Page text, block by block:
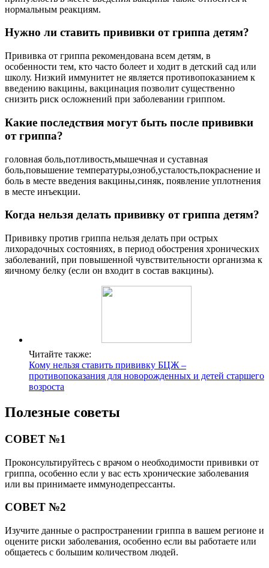
нормальным реакциям.
Нужно ли ставить прививки от гриппа детям?
Прививка от гриппа рекомендована всем детям, в
особенности тем, кто часто болеет и ходит в детский сад или
школу. Низкий иммунитет не является противопоказанием к
введению вакцины, вакцинация позволит существенно
снизить риск осложнений при заболевании гриппом.
Какие последствия могут быть после прививки
от гриппа?
головная боль,потливость,мышечная и суставная
боль,повышение температуры,озноб,усталость,покраснение и
боль в месте введения вакцины,синяк, появление уплотнения
в месте инъекции.
Когда нельзя делать прививку от гриппа детям?
Прививку против гриппа нельзя делать при острых
лихорадочных состояниях, в период обострения хронических
заболеваний, при повышенной чувствительности организма к
яичному белку (если он входит в состав вакцины).
Читайте также:
Кому нельзя ставить прививку БЦЖ –
противопоказания для новорожденных и детей старшего
возроста
Полезные советы
СОВЕТ №1
Проконсультируйтесь с врачом о необходимости прививки от
гриппа, особенно если у вас есть хронические заболевания
или вы принимаете иммунодепрессанты.
СОВЕТ №2
Изучите данные о распространении гриппа в вашем регионе и
оцените риски заболевания, особенно если вы работаете или
общаетесь с большим количеством людей.